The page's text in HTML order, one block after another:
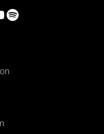
Spotify